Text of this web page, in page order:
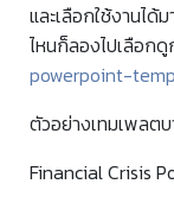
และเลือกใช้งานไ
ไหนก็ลองไปเลือก
powerpoint-
ตัวอย่างเทมเพลต
Financial Crisis